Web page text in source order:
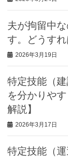
夫が拘留中
す。どうすれ
2026年3月19日
特定技能（
を分かりや
解説】
2026年3月17日
特定技能（